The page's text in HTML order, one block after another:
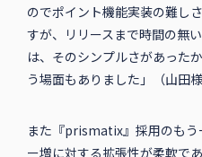
のでポイント機能実装の難し
すが、リリースまで時間の無
は、そのシンプルさがあった
う場面もありました」（山田様
また『prismatix』採用のもう
ー増に対する拡張性が柔軟で